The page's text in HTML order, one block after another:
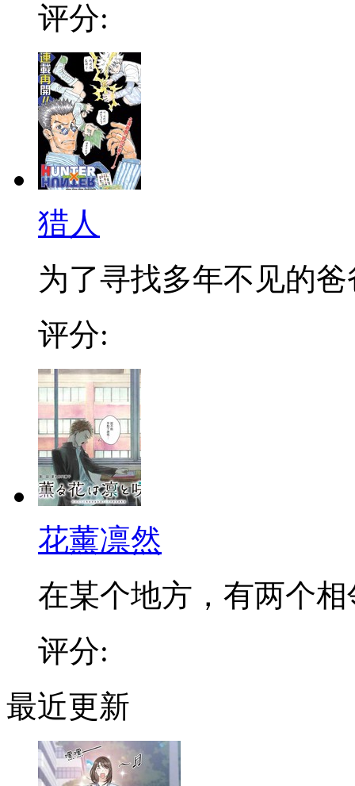
评分:
猎人
为了寻找多年不见的爸
评分:
花薰凛然
在某个地方，有两个相
评分:
最近更新